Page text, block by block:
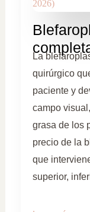
La
quirúrgico
paciente y
campo
grasa de los
precio de la
que
superior,